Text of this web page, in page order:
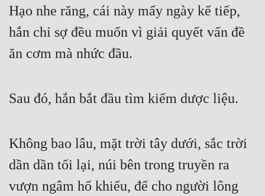
Hạo nhe răng, cái này mấy ngày kế tiếp,
hắn chỉ sợ đều muốn vì giải quyết vấn đề
ăn cơm mà nhức đầu.
Sau đó, hắn bắt đầu tìm kiếm dược liệu.
Không bao lâu, mặt trời tây dưới, sắc trời
dần dần tối lại, núi bên trong truyền ra
vượn ngâm hổ khiếu, để cho người lông